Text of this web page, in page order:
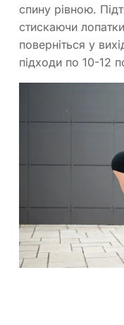
спину рівною.
стискаючи
поверніться у
підходи по 10-12